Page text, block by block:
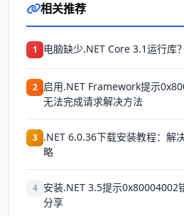
相关推荐
1 电脑缺少.NET Core 3.1运行库
2 启用.NET Framework提示
无法完成请求解决方法
3 .NET 6.0.36下载安装教程：解
略
4 安装.NET 3.5提示0x80004002
分享